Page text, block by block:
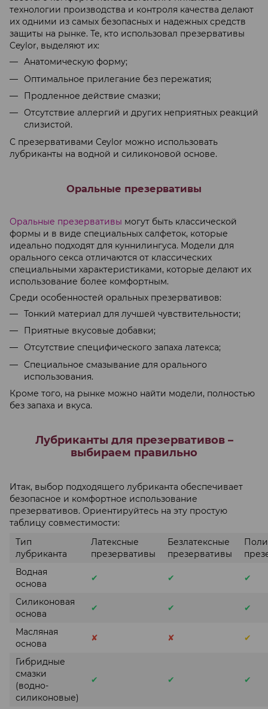
технологии производства и контроля качества делают
их одними из самых безопасных и надежных средств
защиты на рынке. Те, кто использовал презервативы
Ceylor, выделяют их:
Анатомическую форму;
Оптимальное прилегание без пережатия;
Продленное действие смазки;
Отсутствие аллергий и других неприятных реакций
слизистой.
С презервативами Ceylor можно использовать
лубриканты на водной и силиконовой основе.
Оральные презервативы
Оральные презервативы могут быть классической
формы и в виде специальных салфеток, которые
идеально подходят для куннилингуса. Модели для
орального секса отличаются от классических
специальными характеристиками, которые делают их
использование более комфортным.
Среди особенностей оральных презервативов:
Тонкий материал для лучшей чувствительности;
Приятные вкусовые добавки;
Отсутствие специфического запаха латекса;
Специальное смазывание для орального
использования.
Кроме того, на рынке можно найти модели, полностью
без запаха и вкуса.
Лубриканты для презервативов –
выбираем правильно
Итак, выбор подходящего лубриканта обеспечивает
безопасное и комфортное использование
презервативов. Ориентируйтесь на эту простую
таблицу совместимости:
Тип
лубриканта
Латексные
презервативы
Безлатексные
презервативы
Водная
основа
✔ ✔ ✔
Силиконовая
основа
✔ ✔ ✔
Масляная
основа
✘ ✘ ✔
Гибридные
смазки
(водно-
силиконовые)
✔ ✔ ✔